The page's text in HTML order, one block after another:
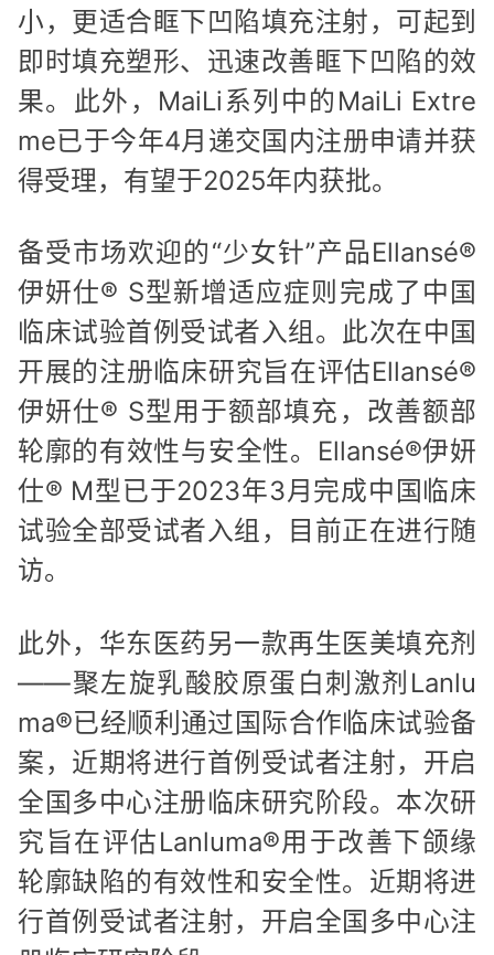
小，更适合眶下凹陷填充注射，可起到
即时填充塑形、迅速改善眶下凹陷的效
果。此外，MaiLi系列中的MaiLi Extre
me已于今年4月递交国内注册申请并获
得受理，有望于2025年内获批。
备受市场欢迎的“少女针”产品Ellansé®
伊妍仕® S型新增适应症则完成了中国
临床试验首例受试者入组。此次在中国
开展的注册临床研究旨在评估Ellansé®
伊妍仕® S型用于额部填充，改善额部
轮廓的有效性与安全性。Ellansé®伊妍
仕® M型已于2023年3月完成中国临床
试验全部受试者入组，目前正在进行随
访。
此外，华东医药另一款再生医美填充剂
——聚左旋乳酸胶原蛋白刺激剂Lanlu
ma®已经顺利通过国际合作临床试验备
案，近期将进行首例受试者注射，开启
全国多中心注册临床研究阶段。本次研
究旨在评估Lanluma®用于改善下颌缘
轮廓缺陷的有效性和安全性。近期将进
行首例受试者注射，开启全国多中心注